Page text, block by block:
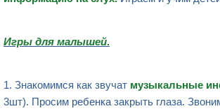
Игры для малышей.
1. Знакомимся как звучат музыкальные
3шт). Просим ребенка закрыть глаза.